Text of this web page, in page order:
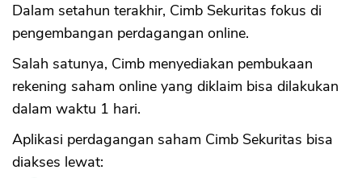
Dalam setahun terakhir, Cimb Sekuritas fokus di
pengembangan perdagangan online.
Salah satunya, Cimb menyediakan pembukaan
rekening saham online yang diklaim bisa dilakukan
dalam waktu 1 hari.
Aplikasi perdagangan saham Cimb Sekuritas bisa
diakses lewat: